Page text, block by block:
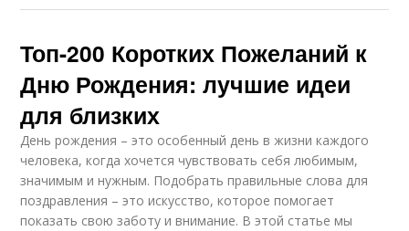
Топ-200 Коротких Пожеланий к
Дню Рождения: лучшие идеи
для близких
День рождения – это особенный день в жизни каждого
человека, когда хочется чувствовать себя любимым,
значимым и нужным. Подобрать правильные слова для
поздравления – это искусство, которое помогает
показать свою заботу и внимание. В этой статье мы